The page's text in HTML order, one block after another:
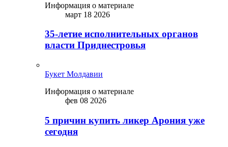
Информация о материале
март 18 2026
35-летие исполнительных органов
власти Приднестровья
Букет Молдавии
Информация о материале
фев 08 2026
5 причин купить ликep Арония уже
сегодня